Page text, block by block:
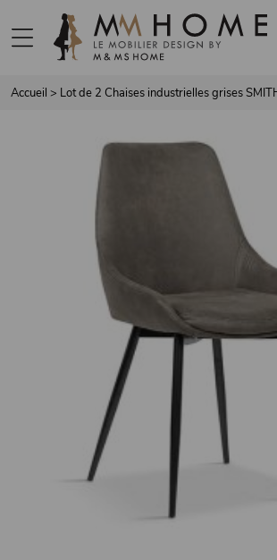
Accueil > Lot de 2 Chaises industrielles grises
Panneau de gestion des cookies